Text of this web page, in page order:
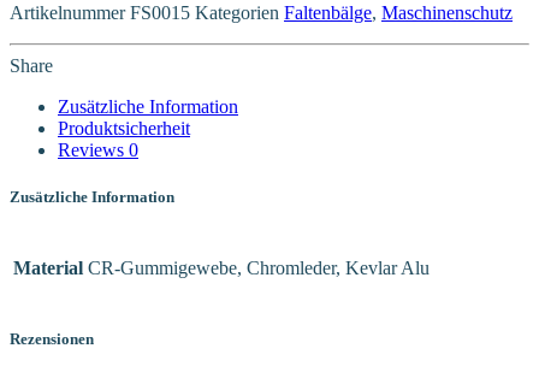
Artikelnummer FS0015 Kategorien Faltenbälge, Maschinenschutz
Share
Zusätzliche Information
Produktsicherheit
Reviews 0
Zusätzliche Information
Material CR-Gummigewebe, Chromleder, Kevlar Alu
Rezensionen